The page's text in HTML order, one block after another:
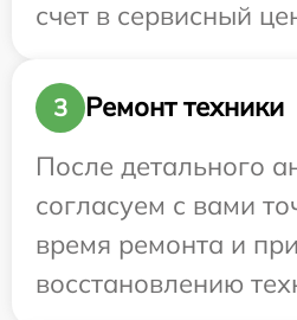
счет в сервисный
3
Ремонт техники
После детального
согласуем с вами
время ремонта и
восстановлению